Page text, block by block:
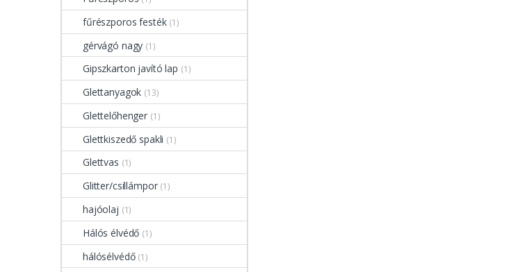
fűrészporos festék (1)
gérvágó nagy (1)
Gipszkarton javító lap (1)
Glettanyagok (13)
Glettelőhenger (1)
Glettkiszedő spakli (1)
Glettvas (1)
Glitter/csillámpor (1)
hajóolaj (1)
Hálós élvédő (1)
hálósélvédő (1)